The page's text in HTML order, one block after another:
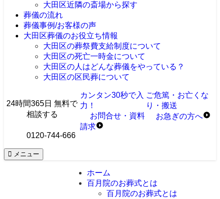
大田区近隣の斎場から探す
葬儀の流れ
葬儀事例/お客様の声
大田区葬儀のお役立ち情報
大田区の葬祭費支給制度について
大田区の死亡一時金について
大田区の人はどんな葬儀をやっている？
大田区の区民葬について
24時間365日 無料で
相談する
0120-744-666
カンタン30秒で入
力！
お問合せ・資料
請求
ご危篤・お亡くな
り・搬送
お急ぎの方へ
メニュー
ホーム
百月院のお葬式とは
百月院のお葬式とは